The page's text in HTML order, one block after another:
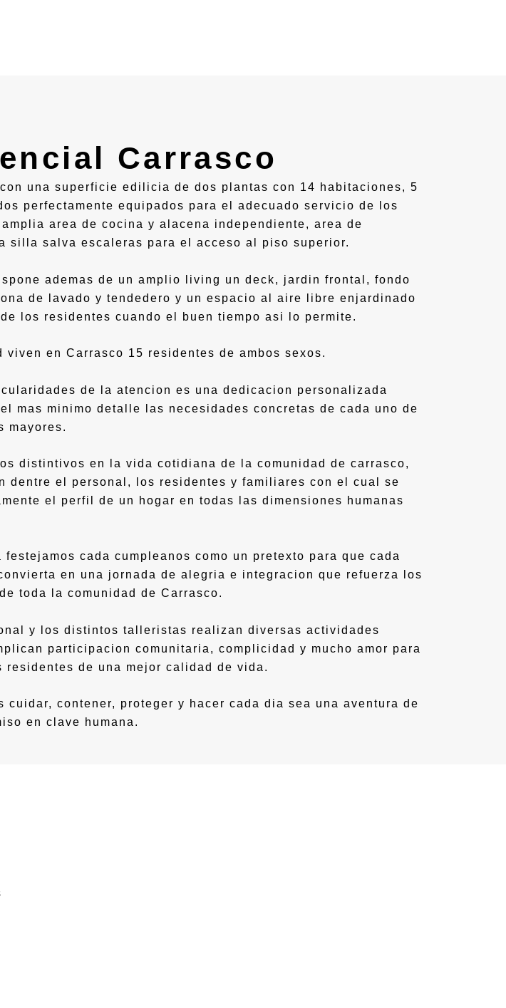
Carrasco
una superficie edilicia de dos plantas con 14 habitaciones, 5
perfectamente equipados para el adecuado servicio de los
area de cocina y alacena independiente, area de
silla salva escaleras para el acceso al piso superior.
ademas de un amplio living un deck, jardin frontal, fondo
de lavado y tendedero y un espacio al aire libre enjardinado
los residentes cuando el buen tiempo asi lo permite.
viven en Carrasco 15 residentes de ambos sexos.
de la atencion es una dedicacion personalizada
mas minimo detalle las necesidades concretas de cada uno de
mayores.
distintivos en la vida cotidiana de la comunidad de carrasco,
dentre el personal, los residentes y familiares con el cual se
el perfil de un hogar en todas las dimensiones humanas
festejamos cada cumpleanos como un pretexto para que cada
en una jornada de alegria e integracion que refuerza los
toda la comunidad de Carrasco.
y los distintos talleristas realizan diversas actividades
participacion comunitaria, complicidad y mucho amor para
residentes de una mejor calidad de vida.
cuidar, contener, proteger y hacer cada dia sea una aventura de
en clave humana.